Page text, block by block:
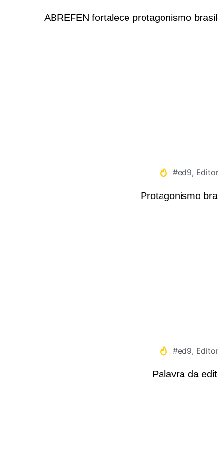
ABREFEN fortalece protagonismo
#ed9,
Protagonismo
#ed9,
Palavra da